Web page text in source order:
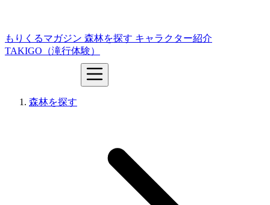
もりくるマガジン 森林を探す キャラクター紹介
TAKIGO（滝行体験）
森林を探す